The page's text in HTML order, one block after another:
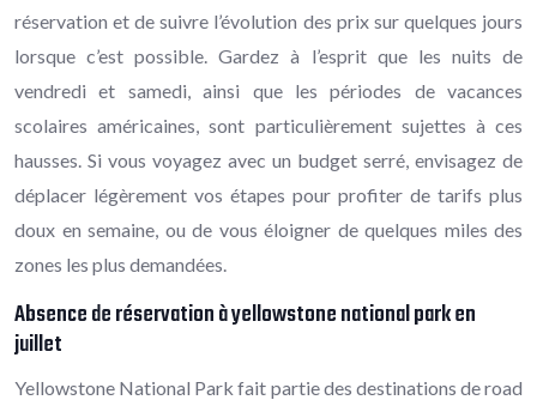
réservation et de suivre l’évolution des prix sur quelques jours
lorsque c’est possible. Gardez à l’esprit que les nuits de
vendredi et samedi, ainsi que les périodes de vacances
scolaires américaines, sont particulièrement sujettes à ces
hausses. Si vous voyagez avec un budget serré, envisagez de
déplacer légèrement vos étapes pour profiter de tarifs plus
doux en semaine, ou de vous éloigner de quelques miles des
zones les plus demandées.
Absence de réservation à yellowstone national park en
juillet
Yellowstone National Park fait partie des destinations de road